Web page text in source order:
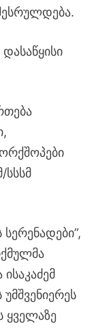
სსსმ
ყველაზე